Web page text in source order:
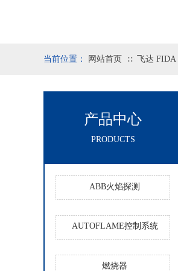
当前位置： 网站首页 ∷ 飞达
产品中心
PRODUCTS
ABB火焰探测
AUTOFLAME控制系统
燃烧器